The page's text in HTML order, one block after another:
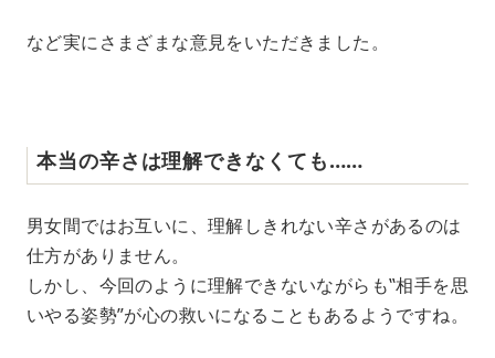
など実にさまざまな意見をいただきました。
本当の辛さは理解できなくても……
男女間ではお互いに、理解しきれない辛さがあるのは
仕方がありません。
しかし、今回のように理解できないながらも‟相手を思
いやる姿勢”が心の救いになることもあるようですね。